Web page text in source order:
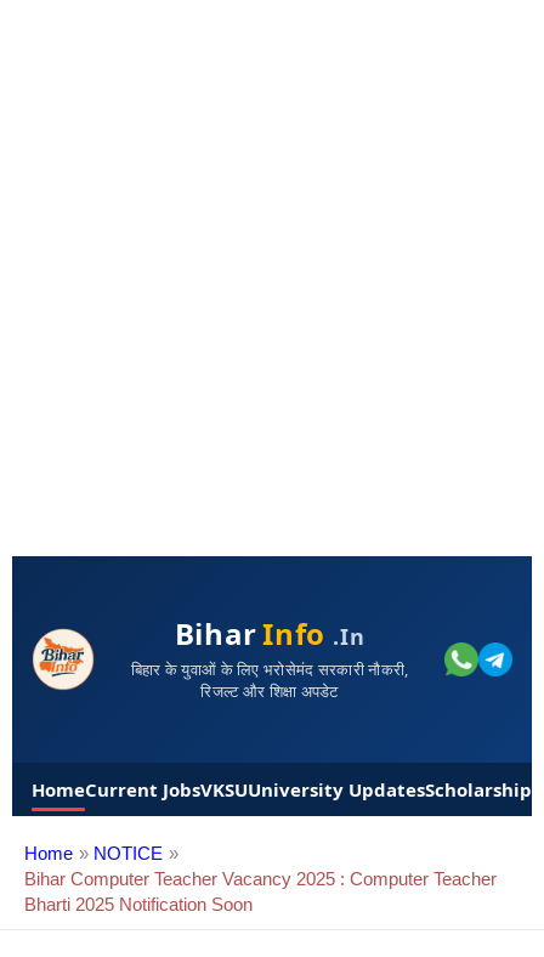
BiharInfo .in
बिहार के युवाओं के लिए भरोसेमंद सरकारी नौकरी,
रिजल्ट और शिक्षा अपडेट
HomeCurrent JobsVKSUUniversity UpdatesScholarships
Home
NOTICE
Bihar Computer Teacher Vacancy 2025 : Computer Teacher
Bharti 2025 Notification Soon